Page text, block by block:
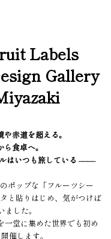
Labels
Gallery
赤道を超える。
食卓へ。
はいつも旅している ––––
ポップな「フルーツシー
と貼りはじめ、気がつけば
した。
一堂に集めた世界でも初め
催します。